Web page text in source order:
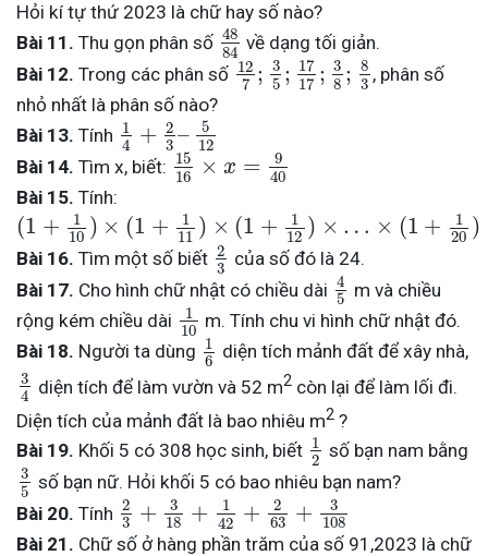
Hỏi kí tự thứ 2023 là chữ hay số nào?
Bài 11. Thu gọn phân số 48
84 về dạng tối giản.
Bài 12. Trong các phân số 12
7 ; 3
5 ; 17
17 ; 3
8 ; 8
3 , phân số
nhỏ nhất là phân số nào?
Bài 13. Tính 1
4
+ 2
3 –
5
12
Bài 14. Tìm x, biết: 15
16
× x =
9
40
Bài 15. Tính:
(1 +
1
10 ) × (1 +
1
11 ) × (1 +
1
12 ) × … × (1 +
1
20 )
Bài 16. Tìm một số biết 2
3
của số đó là 24.
Bài 17. Cho hình chữ nhật có chiều dài 4
5
m và chiều
rộng kém chiều dài
1
10 m. Tính chu vi hình chữ nhật đó.
Bài 18. Người ta dùng 1
6
diện tích mảnh đất để xây nhà,
3
4
diện tích để làm vườn và 52 m2còn lại để làm lối đi.
Diện tích của mảnh đất là bao nhiêu m2 ?
Bài 19. Khối 5 có 308 học sinh, biết 1
2 số bạn nam bằng
3
5 số bạn nữ. Hỏi khối 5 có bao nhiêu bạn nam?
Bài 20. Tính 2
3
+
3
18 +
1
42 +
2
63
+
3
108
Bài 21. Chữ số ở hàng phần trăm của số 91,2023 là chữ